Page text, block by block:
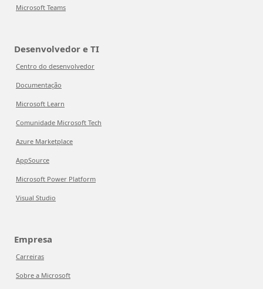
Microsoft Teams
Desenvolvedor e TI
Centro do desenvolvedor
Documentação
Microsoft Learn
Comunidade Microsoft Tech
Azure Marketplace
AppSource
Microsoft Power Platform
Visual Studio
Empresa
Carreiras
Sobre a Microsoft